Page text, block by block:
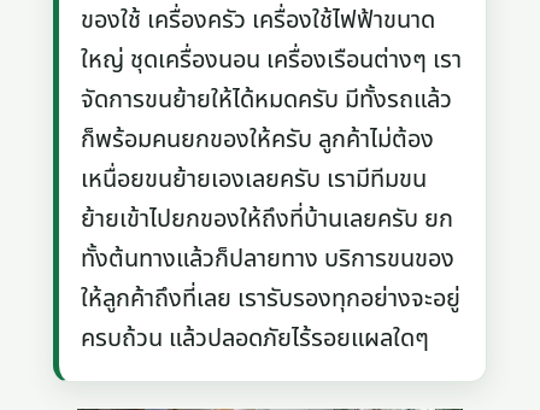
ของใช้ เครื่องครัว เครื่องใช้ไฟฟ้าขนาด
ใหญ่ ชุดเครื่องนอน เครื่องเรือนต่างๆ เรา
จัดการขนย้ายให้ได้หมดครับ มีทั้งรถแล้ว
ก็พร้อมคนยกของให้ครับ ลูกค้าไม่ต้อง
เหนื่อยขนย้ายเองเลยครับ เรามีทีมขน
ย้ายเข้าไปยกของให้ถึงที่บ้านเลยครับ ยก
ทั้งต้นทางแล้วก็ปลายทาง บริการขนของ
ให้ลูกค้าถึงที่เลย เรารับรองทุกอย่างจะอยู่
ครบถ้วน แล้วปลอดภัยไร้รอยแผลใดๆ